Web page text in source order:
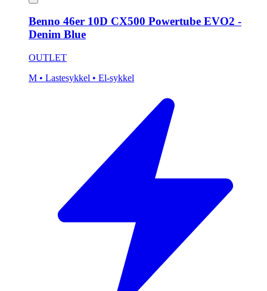
Benno 46er 10D CX500 Powertube EVO2 -
Denim Blue
OUTLET
M • Lastesykkel • El-sykkel